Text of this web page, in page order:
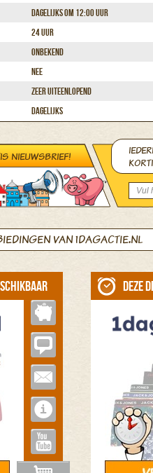
Dagelijks om 12:00 uur
24 uur
Onbekend
Nee
Zeer uiteenlopend
Dagelijks
NIEUWSBRIEF!
VAN 1DAGACTIE.NL
Deze